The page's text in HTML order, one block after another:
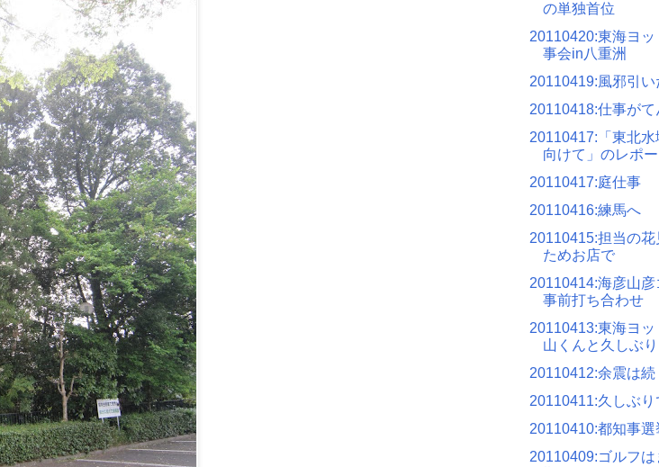
の単独首位
20110420:東海ヨ
事会in八重洲
20110419:風邪引い
20110418:仕事が
20110417:「東北
向けて」のレポ
20110417:庭仕事
20110416:練馬へ
20110415:担当の
ためお店で
20110414:海彦山
事前打ち合わせ
20110413:東海ヨ
山くんと久しぶ
20110412:余震は続
20110411:久しぶ
20110410:都知事選
20110409:ゴルフ